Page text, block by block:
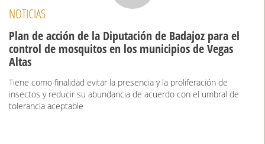
NOTICIAS
Plan de acción de la Diputación de Badajoz para el
control de mosquitos en los municipios de Vegas
Altas
Tiene como finalidad evitar la presencia y la proliferación de
insectos y reducir su abundancia de acuerdo con el umbral de
tolerancia aceptable